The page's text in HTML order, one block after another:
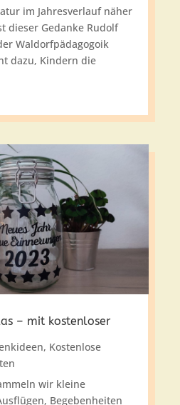
im Jahresverlauf näher
dieser Gedanke Rudolf
Waldorfpädagogoik
dazu, Kindern die
– mit kostenloser
, Kostenlose
wir kleine
Begebenheiten